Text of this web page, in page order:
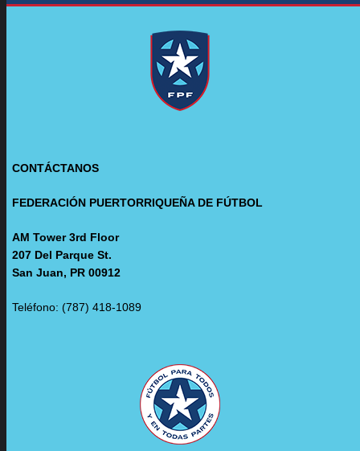
CONTÁCTANOS
FEDERACIÓN PUERTORRIQUEÑA DE FÚTBOL
AM Tower 3rd Floor
207 Del Parque St.
San Juan, PR 00912
Teléfono: (787) 418-1089